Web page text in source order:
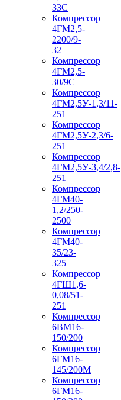
33С
Компрессор
4ГМ2,5-
2200/9-
32
Компрессор
4ГМ2,5-
30/9С
Компрессор
4ГМ2,5У-1,3/11-
251
Компрессор
4ГМ2,5У-2,3/6-
251
Компрессор
4ГМ2,5У-3,4/2,8-
251
Компрессор
4ГМ40-
1,2/250-
2500
Компрессор
4ГМ40-
35/23-
325
Компрессор
4ГШ1,6-
0,08/51-
251
Компрессор
6ВМ16-
150/200
Компрессор
6ГМ16-
145/200М
Компрессор
6ГМ16-